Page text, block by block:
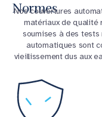
Normes
Nos couvertures
matériaux de qualité
soumises à des tests
automatiques sont
vieillissement dus aux